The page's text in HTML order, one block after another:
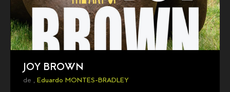
JOY BROWN
de , Eduardo MONTES-BRADLEY